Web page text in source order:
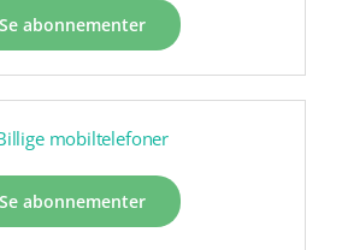
Se abonnementer
Se abonnementer